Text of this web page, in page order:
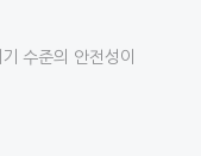
수준의 안전성이